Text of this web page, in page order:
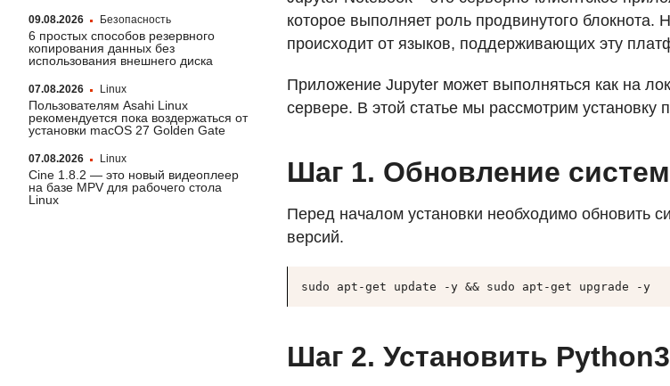
09.08.2026 Безопасность
6 простых способов резервного
копирования данных без
использования внешнего диска
07.08.2026 Linux
Пользователям Asahi Linux
рекомендуется пока воздержаться от
установки macOS 27 Golden Gate
07.08.2026 Linux
Cine 1.8.2 — это новый видеоплеер
на базе MPV для рабочего стола
Linux
которое выполняет роль продвинутого блокнота.
происходит от языков, поддерживающих эту
Приложение Jupyter может выполняться как на
сервере. В этой статье мы рассмотрим установку
Шаг 1. Обновление
Перед началом установки необходимо обновить
версий.
sudo apt-get update -y && sudo apt-get upgrade -y
Шаг 2. Установить Python3